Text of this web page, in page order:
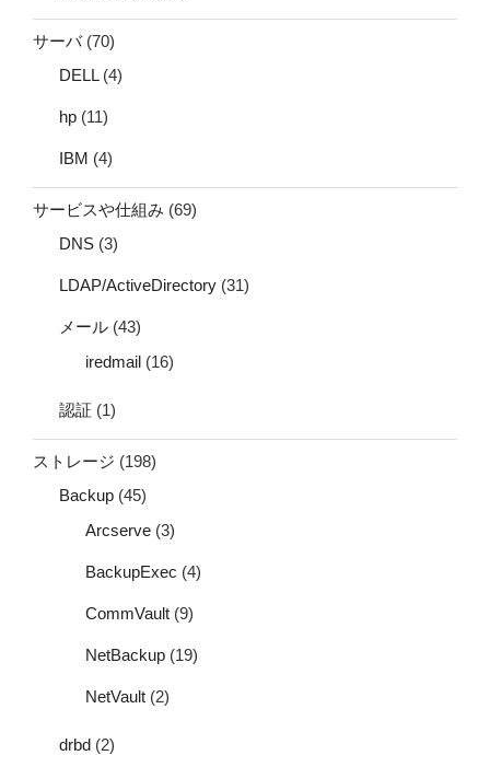
サーバ(70)
DELL(4)
hp (11)
IBM (4)
サービスや仕組み (69)
DNS (3)
LDAP/ActiveDirectory (31)
メール (43)
iredmail (16)
認証 (1)
ストレージ (198)
Backup (45)
Arcserve (3)
BackupExec (4)
CommVault (9)
NetBackup (19)
NetVault (2)
drbd (2)